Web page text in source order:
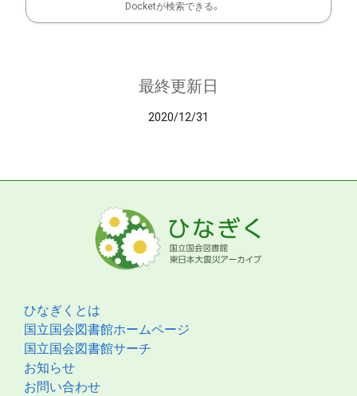
Docketが検索できる。
最終更新日
2020/12/31
ひなぎくとは
国立国会図書館ホームページ
国立国会図書館サーチ
お知らせ
お問い合わせ